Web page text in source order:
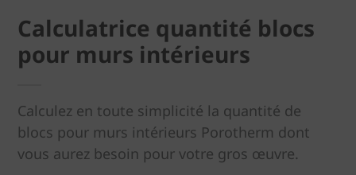
Calculatrice quantité blocs
pour murs intérieurs
Calculez en toute simplicité la quantité de
blocs pour murs intérieurs Porotherm dont
vous aurez besoin pour votre gros œuvre.